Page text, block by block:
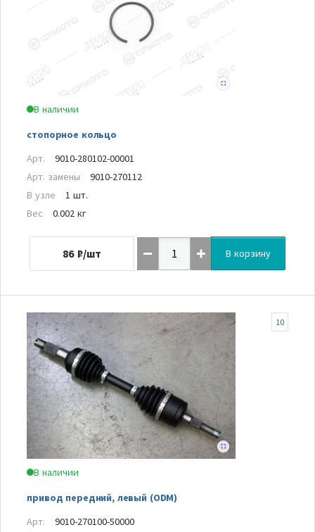
В наличии
стопорное кольцо
Арт.
9010-280102-00001
Арт. замены
9010-270112
В узле
1 шт.
Вес
0.002 кг
86 ₽/шт В корзину
В наличии
привод передний, левый (ODM)
10
Арт.
9010-270100-50000